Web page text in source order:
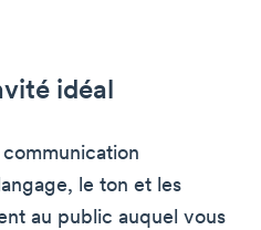
idéal
le ton et les
au public auquel vous